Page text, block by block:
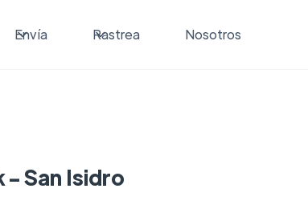
Envía Rastrea Nosotros
- San Isidro